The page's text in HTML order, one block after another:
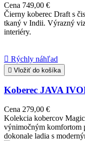
Cena 749,00 €
Čierny koberec Draft s
tkaný v Indii. Výrazný
interiéry.
 Rýchly náhľad
 Vložiť do košíka
Koberec JAVA
Cena 279,00 €
Kolekcia kobercov
výnimočným komfortom
dokonale ladia s